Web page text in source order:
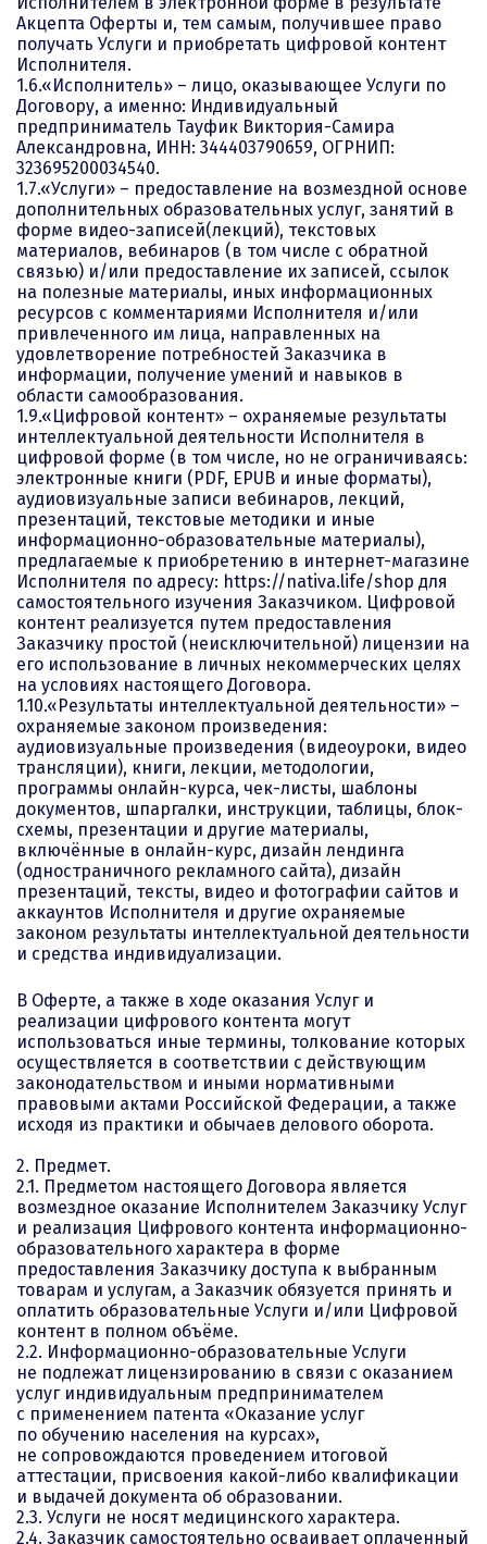
Акцепта Оферты и, тем самым, получившее право
получать Услуги и приобретать цифровой контент
Исполнителя.
1.6.«Исполнитель» – лицо, оказывающее Услуги по
Договору, а именно: Индивидуальный
предприниматель Тауфик Виктория-Самира
Александровна, ИНН: 344403790659, ОГРНИП:
323695200034540.
1.7.«Услуги» – предоставление на возмездной основе
дополнительных образовательных услуг, занятий в
форме видео-записей(лекций), текстовых
материалов, вебинаров (в том числе с обратной
связью) и/или предоставление их записей, ссылок
на полезные материалы, иных информационных
ресурсов с комментариями Исполнителя и/или
привлеченного им лица, направленных на
удовлетворение потребностей Заказчика в
информации, получение умений и навыков в
области самообразования.
1.9.«Цифровой контент» – охраняемые результаты
интеллектуальной деятельности Исполнителя в
цифровой форме (в том числе, но не ограничиваясь:
электронные книги (PDF, EPUB и иные форматы),
аудиовизуальные записи вебинаров, лекций,
презентаций, текстовые методики и иные
информационно-образовательные материалы),
предлагаемые к приобретению в интернет-магазине
Исполнителя по адресу: https://nativa.life/shop для
самостоятельного изучения Заказчиком. Цифровой
контент реализуется путем предоставления
Заказчику простой (неисключительной) лицензии на
его использование в личных некоммерческих целях
на условиях настоящего Договора.
1.10.«Результаты интеллектуальной деятельности» –
охраняемые законом произведения:
аудиовизуальные произведения (видеоуроки, видео
трансляции), книги, лекции, методологии,
программы онлайн-курса, чек-листы, шаблоны
документов, шпаргалки, инструкции, таблицы, блок-
схемы, презентации и другие материалы,
включённые в онлайн-курс, дизайн лендинга
(одностраничного рекламного сайта), дизайн
презентаций, тексты, видео и фотографии сайтов и
аккаунтов Исполнителя и другие охраняемые
законом результаты интеллектуальной деятельности
и средства индивидуализации.
В Оферте, а также в ходе оказания Услуг и
реализации цифрового контента могут
использоваться иные термины, толкование которых
осуществляется в соответствии с действующим
законодательством и иными нормативными
правовыми актами Российской Федерации, а также
исходя из практики и обычаев делового оборота.
2. Предмет.
2.1. Предметом настоящего Договора является
возмездное оказание Исполнителем Заказчику Услуг
и реализация Цифрового контента информационно-
образовательного характера в форме
предоставления Заказчику доступа к выбранным
товарам и услугам, а Заказчик обязуется принять и
оплатить образовательные Услуги и/или Цифровой
контент в полном объёме.
2.2. Информационно-образовательные Услуги
не подлежат лицензированию в связи с оказанием
услуг индивидуальным предпринимателем
с применением патента «Оказание услуг
по обучению населения на курсах»,
не сопровождаются проведением итоговой
аттестации, присвоения какой-либо квалификации
и выдачей документа об образовании.
2.3. Услуги не носят медицинского характера.
2.4. Заказчик самостоятельно осваивает оплаченный